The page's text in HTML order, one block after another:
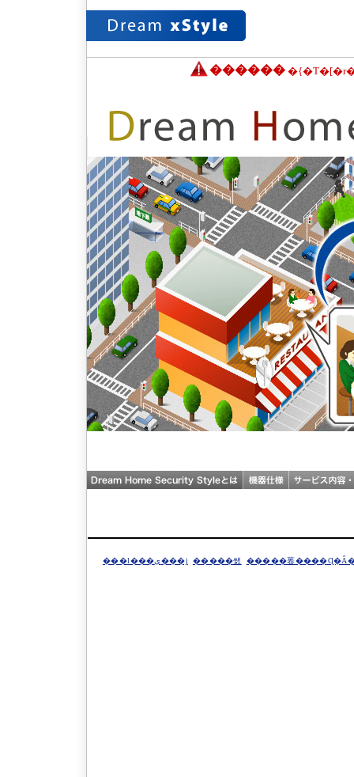
������
���l���ی���j �����쌠 �����菤